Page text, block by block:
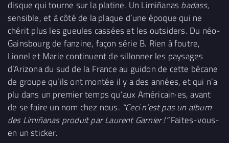
disque qui tourne sur la platine. Un Limiñanas badass,
sensible, et à côté de la plaque d’une époque qui ne
chérit plus les gueules cassées et les outsiders. Du néo-
Gainsbourg de fanzine, façon série B. Rien à foutre,
Lionel et Marie continuent de sillonner les paysages
d’Arizona du sud de la France au guidon de cette bécane
de groupe qu’ils ont montée il y a des années, et qui n’a
plu dans un premier temps qu’aux Américain·es, avant
de se faire un nom chez nous. “Ceci n’est pas un album
des Limiñanas produit par Laurent Garnier!”Faites-vous-
en un sticker.